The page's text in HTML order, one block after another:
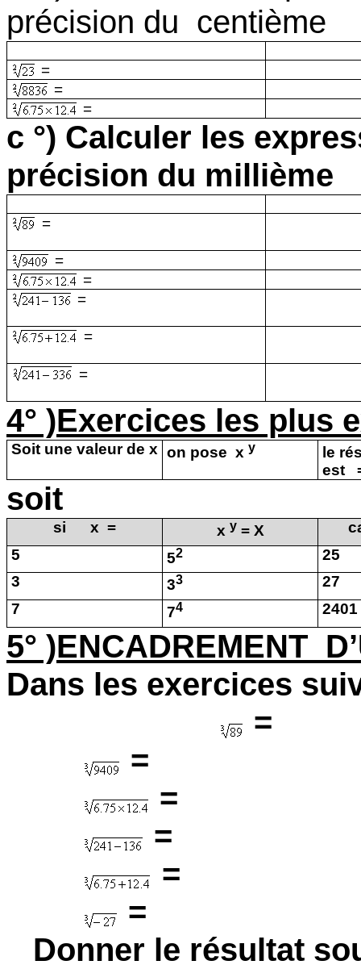
précision du centième
=
=
=
c °) Calculer les
précision du millième
=
=
=
=
=
=
4° )Exercices les plus
Soit une valeur de x on pose x y
le
est
soit
si x = x y = X
5
52
25
3
33
27
7
74 2401
5° )ENCADREMENT
Dans les exercices
=
=
=
=
=
=
Donner le résultat